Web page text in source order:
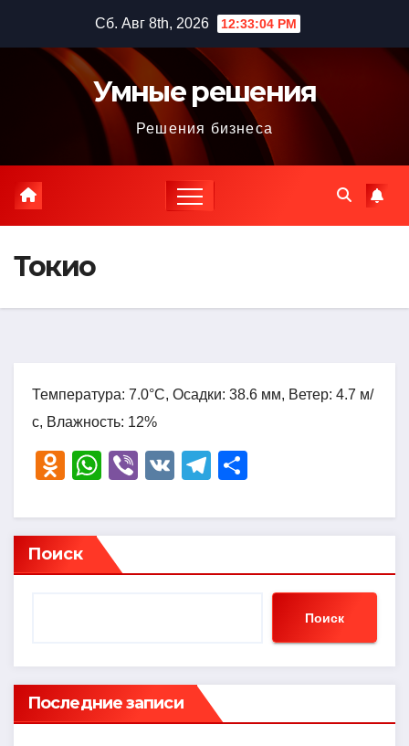
содержимому
Сб. Авг 8th, 2026 12:33:05 PM
Умные решения
Решения бизнеса
Токио
Температура: 7.0°C, Осадки: 38.6 мм, Ветер: 4.7 м/
с, Влажность: 12%
O
n
o
kl
ni
ki
W
at
s
A
Vi
er
V
T
e
a
р
в
ть
Поиск
Поиск
Последние записи